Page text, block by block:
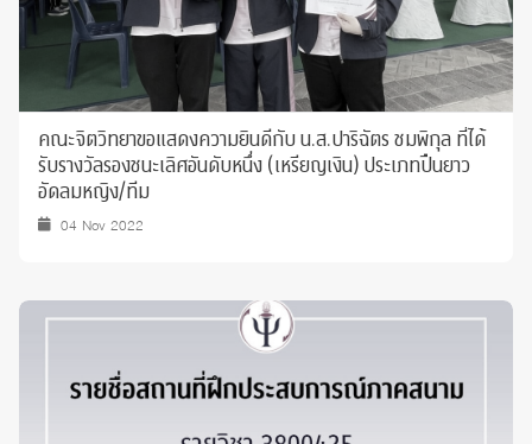
คณะจิตวิทยาขอแสดงความยินดี​กับ น.ส.ปาริฉัตร​ ชมพิกุล​ ที่ได้
รับรางวัลรองชนะเลิศ​อันดับหนึ่ง​ (เหรียญเงิน)​ ประเภทปืนยาว
อัดลมหญิง/ทีม
04 Nov 2022